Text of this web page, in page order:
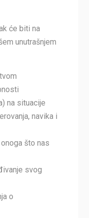
će biti na
unutrašnjem
na situacije
navika i
što nas
svog
o